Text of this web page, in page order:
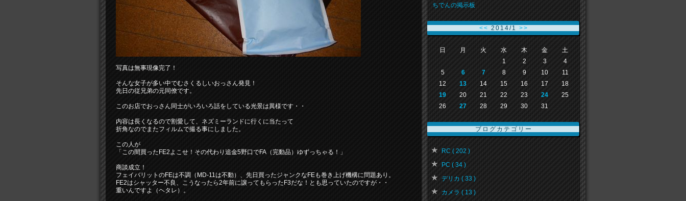
写真は無事現像完了！
そんな女子が多い中でむさくるしいおっさん発見！
先日の従兄弟の元同僚です。
このお店でおっさん同士がいろいろ話をしている光景は異様です・・
内容は長くなるので割愛して、ネズミーランドに行くに当たって
折角なのでまたフィルムで撮る事にしました。
この人が
「この間買ったFE2よこせ！その代わり追金5野口でFA（完動品）ゆずっちゃる！」
商談成立！
フェイバリットのFEは不調（MD-11は不動）、先日買ったジャンクなFEも巻き上げ機構に問題あり。
FE2はシャッター不良、こうなったら2年前に譲ってもらったF3だな！とも思っていたのですが・・
重いんですよ（ヘタレ）。
ちでんの掲示板
<< 2014/1 >>
日 月 火 水 木 金
土
1
2 3
4
5
6 7 8 9 10
11
12
13 14 15 16 17
18
19
20 21 22 23 24
25
26
27 28 29 30 31
ブログカテゴリー
RC ( 202 )
PC ( 34 )
デリカ ( 33 )
カメラ ( 13 )